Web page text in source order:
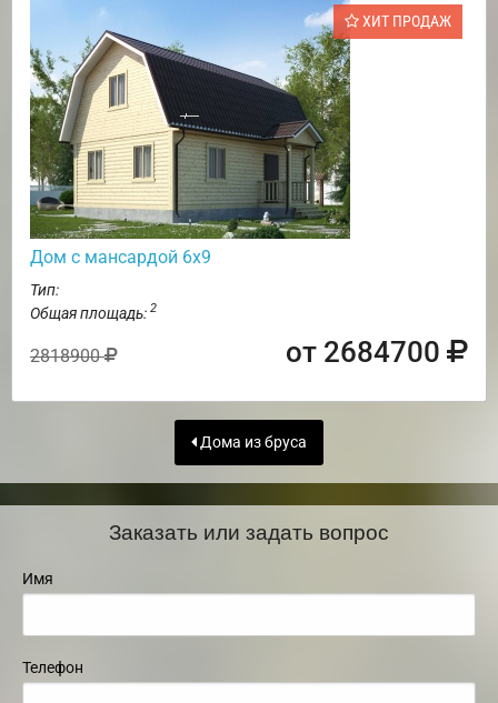
ХИТ ПРОДАЖ
Дом с мансардой 6х9
Тип:
Общая площадь: 2
2818900 от 2684700
Дома из бруса
Заказать или задать вопрос
Имя
Телефон